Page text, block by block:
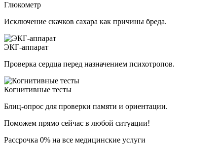
Глюкометр
Исключение скачков сахара как причины бреда.
ЭКГ-аппарат
Проверка сердца перед назначением психотропов.
Когнитивные тесты
Блиц-опрос для проверки памяти и ориентации.
Поможем прямо сейчас в любой ситуации!
Рассрочка 0% на все медицинские услуги